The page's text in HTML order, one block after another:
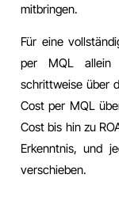
mitbringen.
Für eine
per MQL allein
schrittweise über
Cost per MQL
Cost bis hin zu
Erkenntnis, und
verschieben.